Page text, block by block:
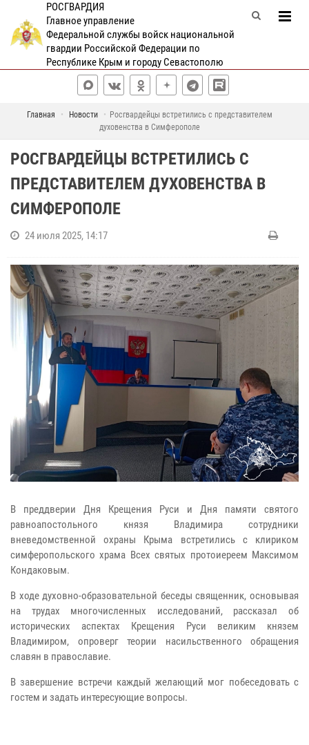
РОСГВАРДИЯ
Главное управление
Федеральной службы войск национальной
гвардии Российской Федерации по
Республике Крым и городу Севастополю
Главная Новости
Росгвардейцы встретились с представителем
духовенства в Симферополе
РОСГВАРДЕЙЦЫ ВСТРЕТИЛИСЬ С
ПРЕДСТАВИТЕЛЕМ ДУХОВЕНСТВА В
СИМФЕРОПОЛЕ
24 июля 2025, 14:17
В преддверии Дня Крещения Руси и Дня памяти святого
равноапостольного князя Владимира сотрудники
вневедомственной охраны Крыма встретились с клириком
симферопольского храма Всех святых протоиереем Максимом
Кондаковым.
В ходе духовно-образовательной беседы священник, основывая
на трудах многочисленных исследований, рассказал об
исторических аспектах Крещения Руси великим князем
Владимиром, опроверг теории насильственного обращения
славян в православие.
В завершение встречи каждый желающий мог побеседовать с
гостем и задать интересующие вопросы.